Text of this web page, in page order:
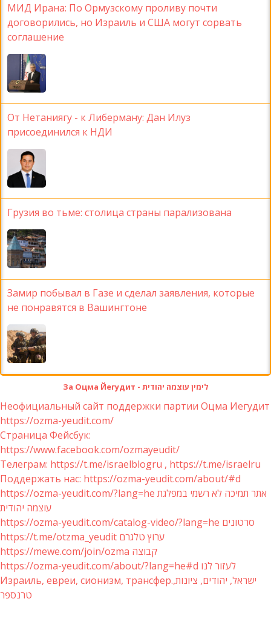
МИД Ирана: По Ормузскому проливу почти
договорились, но Израиль и США могут сорвать
соглашение
От Нетаниягу - к Либерману: Дан Илуз
присоединился к НДИ
Грузия во тьме: столица страны парализована
Замир побывал в Газе и сделал заявления, которые
не понравятся в Вашингтоне
За Оцма Йегудит - לימין עוצמה יהודית
Неофициальный сайт поддержки партии Оцма Иегудит
https://ozma-yeudit.com/
Страница Фейсбук:
https://www.facebook.com/ozmayeudit/
Телеграм: https://t.me/israelblogru , https://t.me/israelru
Поддержать нас: https://ozma-yeudit.com/about/#d
https://ozma-yeudit.com/?lang=he אתר תמיכה לא רשמי במפלגת
עוצמה יהודית
https://ozma-yeudit.com/catalog-video/?lang=he סרטונים
https://t.me/otzma_yeudit ערוץ טלגרם
https://mewe.com/join/ozma קבוצה
https://ozma-yeudit.com/about/?lang=he#d לעזור לנו
Израиль, евреи, сионизм, трансфер.ישראל, יהודים, ציונות,
טרנספר